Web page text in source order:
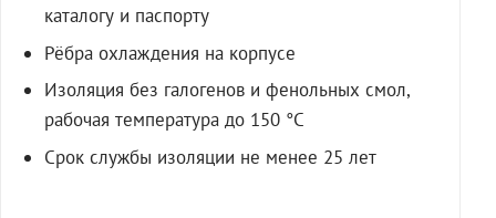
каталогу и паспорту
Рёбра охлаждения на корпусе
Изоляция без галогенов и фенольных смол,
рабочая температура до 150 °C
Срок службы изоляции не менее 25 лет